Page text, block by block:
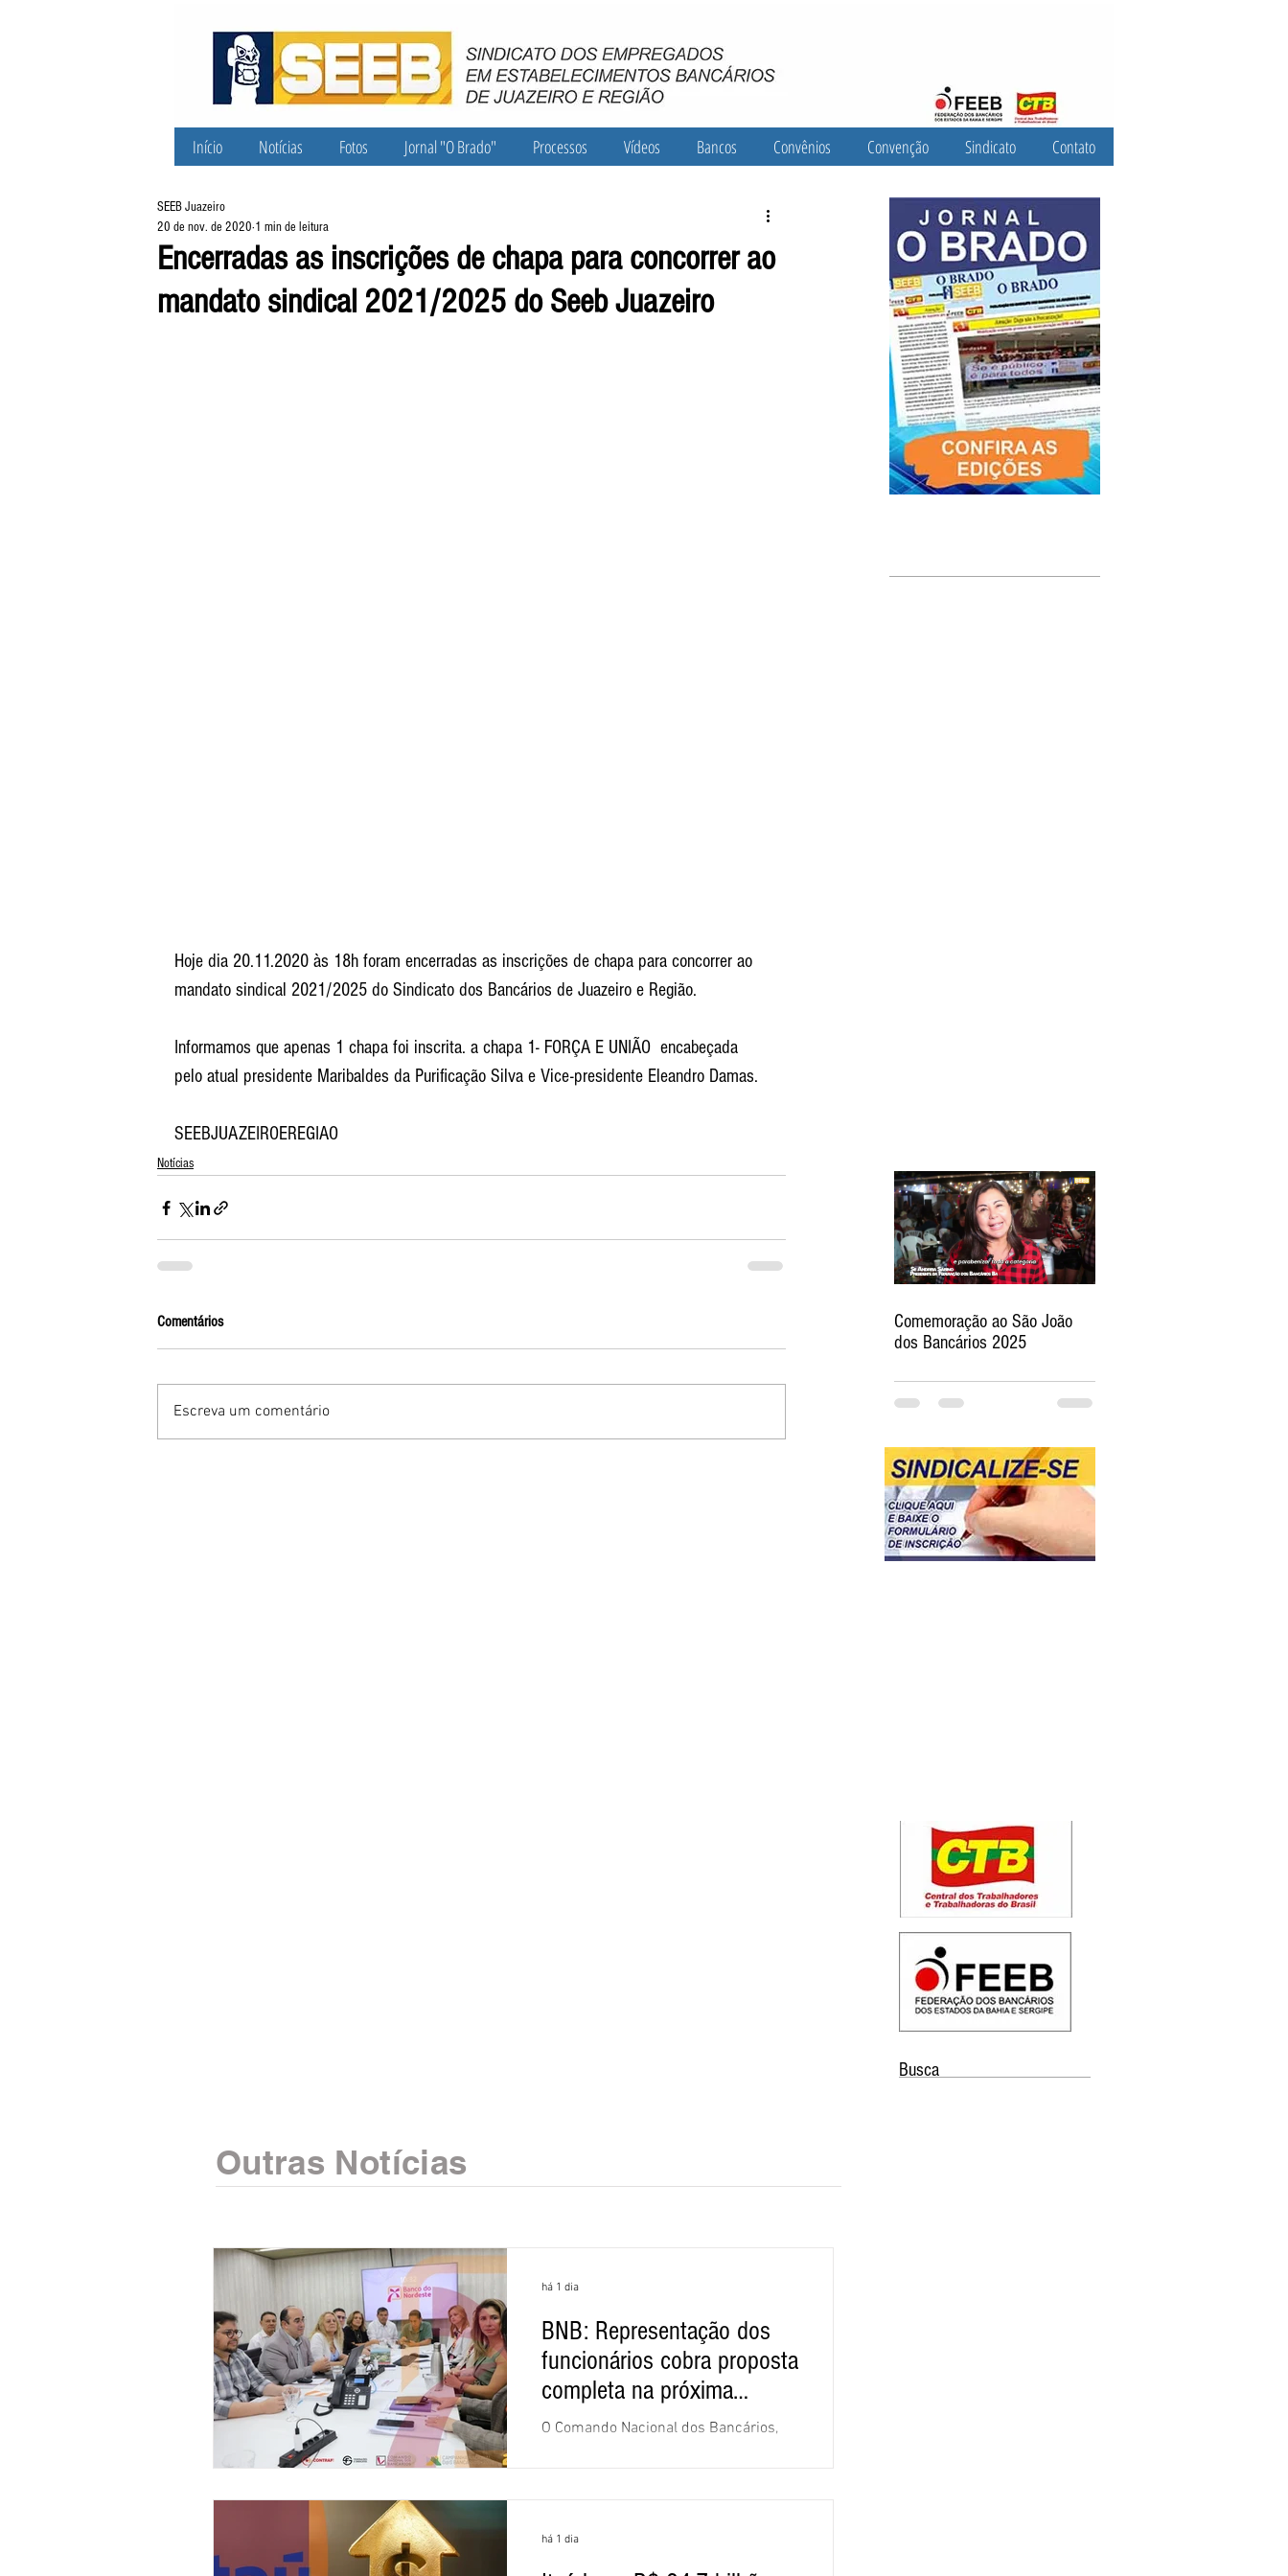
Início Notícias Fotos Jornal "O Brado" Processos Vídeos Bancos Convênios Convenção Sindicato Contato
Encerradas as inscrições de chapa para concorrer ao
mandato sindical 2021/2025 do Seeb Juazeiro
SEEB Juazeiro
20 de nov. de 2020 1 min de leitura
Hoje dia 20.11.2020 às 18h foram encerradas as inscrições de chapa para concorrer ao
mandato sindical 2021/2025 do Sindicato dos Bancários de Juazeiro e Região.
Informamos que apenas 1 chapa foi inscrita. a chapa 1- FORÇA E UNIÃO  encabeçada
pelo atual presidente Maribaldes da Purificação Silva e Vice-presidente Eleandro Damas.
SEEBJUAZEIROEREGIAO
Notícias
Comentários
Escreva um comentário
Comemoração ao São João
dos Bancários 2025
Busca
Outras Notícias
BNB: Representação dos
funcionários cobra proposta
completa na próxima
negociação
O Comando Nacional dos Bancários,
dos Funcionários do Banco do
Nordeste do Brasil (CNFBNB), concluiu
apresentação e o debate da pauta
específica dos trabalhadores do BNB.
há 1 dia
há 1 dia